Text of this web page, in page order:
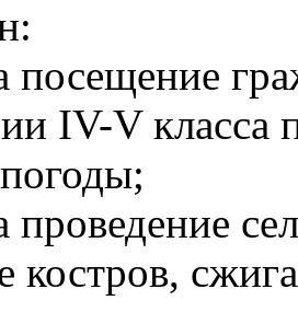
посещение
IV-V класса
проведение
костров,